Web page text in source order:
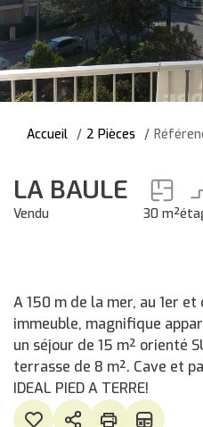
Accueil 2 Pièces
LA BAULE
Vendu 30 m²
A 150 m de la mer, au 1er
immeuble, magnifique
un séjour de 15 m² orienté
terrasse de 8 m². Cave et
IDEAL PIED A TERRE!